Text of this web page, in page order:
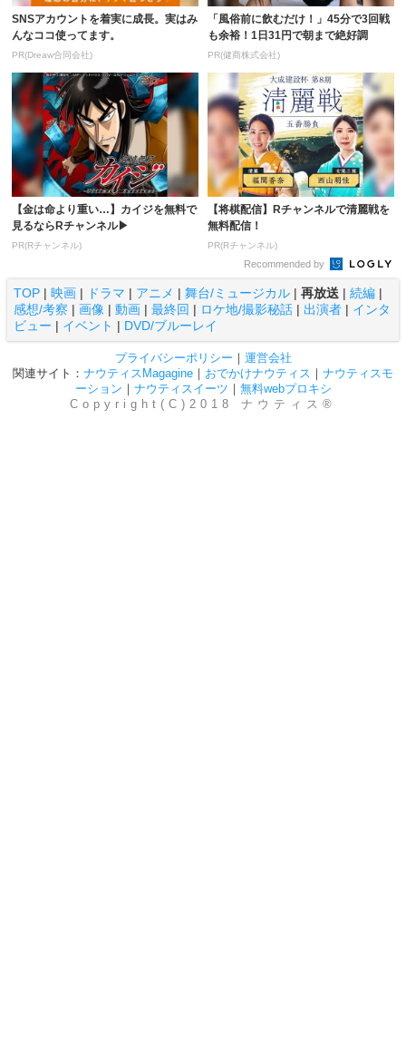
SNSアカウントを着実に成長。実はみ
んなココ使ってます。
PR(Dreaw合同会社)
「風俗前に飲むだけ！」45分で3回戦
も余裕！1日31円で朝まで絶好調
PR(健商株式会社)
【金は命より重い…】カイジを無料で
見るならRチャンネル▶︎
PR(Rチャンネル)
【将棋配信】Rチャンネルで清麗戦を
無料配信！
PR(Rチャンネル)
Recommended by
TOP | 映画 | ドラマ | アニメ | 舞台/ミュージカル | 再放送 | 続編 |
感想/考察 | 画像 | 動画 | 最終回 | ロケ地/撮影秘話 | 出演者 | インタ
ビュー | イベント | DVD/ブルーレイ
プライバシーポリシー ｜ 運営会社
関連サイト： ナウティスMagagine ｜ おでかけナウティス ｜ ナウティスモ
ーション ｜ ナウティスイーツ ｜ 無料webプロキシ
Copyright(C)2018 ナウティス®